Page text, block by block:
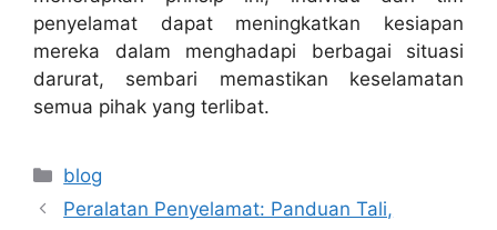
penyelamat dapat meningkatkan kesiapan
mereka dalam menghadapi berbagai situasi
darurat, sembari memastikan keselamatan
semua pihak yang terlibat.
Categories
blog
Peralatan Penyelamat: Panduan Tali,